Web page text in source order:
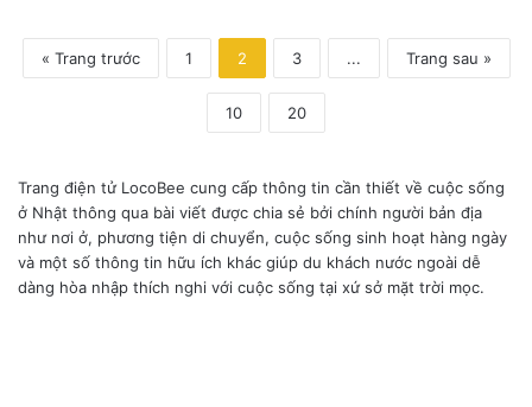
« Trang trước 1 2 3 ... Trang sau »
10 20
Trang điện tử LocoBee cung cấp thông tin cần thiết về cuộc sống
ở Nhật thông qua bài viết được chia sẻ bởi chính người bản địa
như nơi ở, phương tiện di chuyển, cuộc sống sinh hoạt hàng ngày
và một số thông tin hữu ích khác giúp du khách nước ngoài dễ
dàng hòa nhập thích nghi với cuộc sống tại xứ sở mặt trời mọc.